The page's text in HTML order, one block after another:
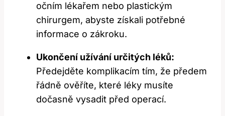
očním lékařem nebo plastickým
chirurgem, abyste získali potřebné
informace o zákroku.
Ukončení užívání určitých léků:
Předejděte komplikacím tím, že předem
řádně ověříte, které léky musíte
dočasně vysadit před operací.